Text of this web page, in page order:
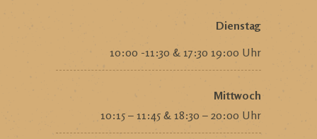
Dienstag
10:00 -11:30 & 17:30 19:00 Uhr
Mittwoch
10:15 – 11:45 & 18:30 – 20:00 Uhr